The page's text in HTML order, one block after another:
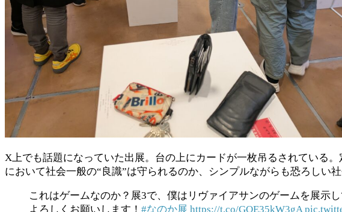
X上でも話題になっていた出展。台の上にカードが一枚吊るされている
において社会一般の“良識”は守られるのか、シンプルながらも恐ろしい
これはゲームなのか？展3で、僕はリヴァイアサンのゲームを展示し
よろしくお願いします！ #なのか展 https://t.co/GQE35kW3gA